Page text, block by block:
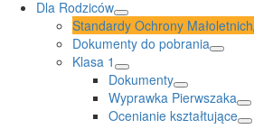
Dla Rodziców
Standardy Ochrony Małoletnich
Dokumenty do pobrania
Klasa 1
Dokumenty
Wyprawka Pierwszaka
Ocenianie kształtujące